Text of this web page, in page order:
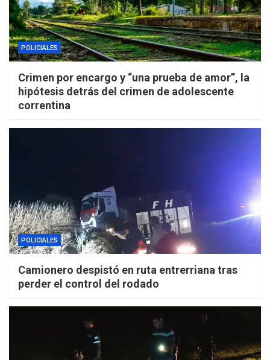
POLICIALES
Crimen por encargo y “una prueba de amor”, la
hipótesis detrás del crimen de adolescente
correntina
POLICIALES
Camionero despistó en ruta entrerriana tras
perder el control del rodado